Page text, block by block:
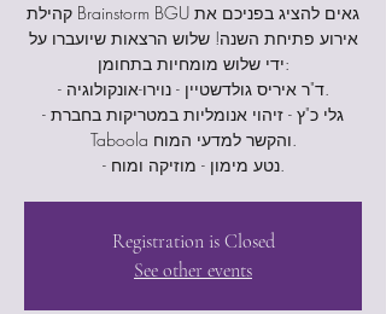
קהילת Brainstorm BGU גאים להציג בפניכם את
אירוע פתיחת השנה! שלוש הרצאות שיועברו על
ידי שלוש מומחיות בתחומן:
- ד"ר איריס גולדשטיין - נוירו-אונקולוגיה.
- גלי כ"ץ - זיהוי אנומליות במטריקות בחברת
Taboola והקשר למדעי המוח.
- נטע מימון - מוזיקה ומוח.
Registration is Closed
See other events